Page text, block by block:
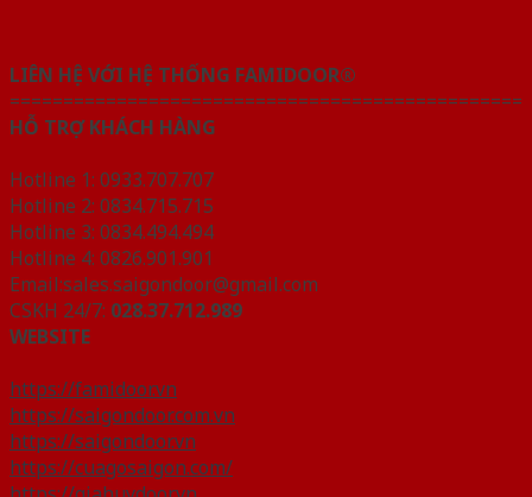
LIÊN HỆ VỚI HỆ THỐNG FAMIDOOR®
================================================
HỖ TRỢ KHÁCH HÀNG
Hotline 1: 0933.707.707
Hotline 2: 0834.715.715
Hotline 3: 0834.494.494
Hotline 4: 0826.901.901
Email:sales.saigondoor@gmail.com
CSKH 24/7: 028.37.712.989
WEBSITE
https://famidoor.vn
https://saigondoor.com.vn
https://saigondoor.vn
https://cuagosaigon.com/